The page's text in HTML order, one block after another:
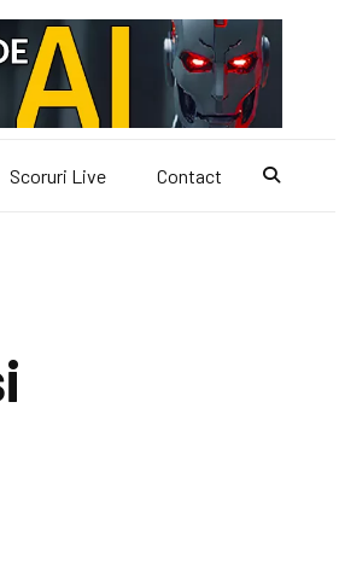
Scoruri Live Contact